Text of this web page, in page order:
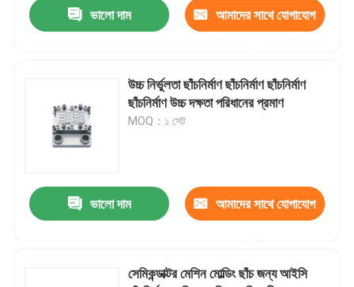
ট্রিমিং ফর্মিং ডাই
সেমিকন্ডাক্টর মোল্ডিং সরঞ্জাম
ভালো দাম আমাদের সাথে যোগাযোগ
উচ্চ নির্ভুলতা ছাঁচনির্মাণ ছাঁচনির্মাণ ছাঁচনির্মাণ
ছাঁচনির্মাণ উচ্চ দক্ষতা পরিধানের প্রমাণ
MOQ：১ সেট
ভালো দাম আমাদের সাথে যোগাযোগ
সেমিকন্ডাক্টর মেশিন মোল্ডিং ছাঁচ জন্য আইসি